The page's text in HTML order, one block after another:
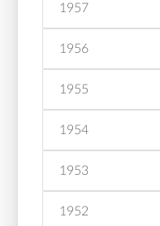
1957
1956
1955
1954
1953
1952